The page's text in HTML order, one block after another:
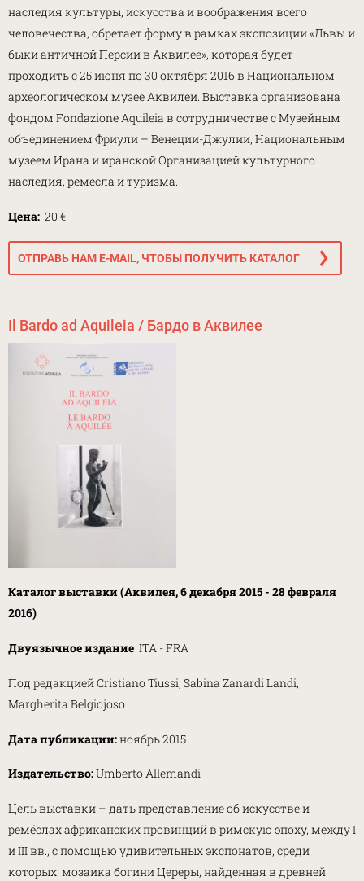
наследия культуры, искусства и воображения всего
человечества, обретает форму в рамках экспозиции «Львы и
быки античной Персии в Аквилее», которая будет
проходить с 25 июня по 30 октября 2016 в Национальном
археологическом музее Аквилеи. Выставка организована
фондом Fondazione Aquileia в сотрудничестве с Музейным
объединением Фриули – Венеции-Джулии, Национальным
музеем Ирана и иранской Организацией культурного
наследия, ремесла и туризма.
Цена: 20 €
ОТПРАВЬ НАМ E-MAIL, ЧТОБЫ ПОЛУЧИТЬ КАТАЛОГ
Il Bardo ad Aquileia / Бардо в Аквилее
Каталог выставки (Аквилея, 6 декабря 2015 - 28 февраля
2016)
Двуязычное издание ITA - FRA
Под редакцией Cristiano Tiussi, Sabina Zanardi Landi,
Margherita Belgiojoso
Дата публикации:ноябрь 2015
Издательство:Umberto Allemandi
Цель выставки – дать представление об искусстве и
ремёслах африканских провинций в римскую эпоху, между I
и III вв., с помощью удивительных экспонатов, среди
которых: мозаика богини Цереры, найденная в древней